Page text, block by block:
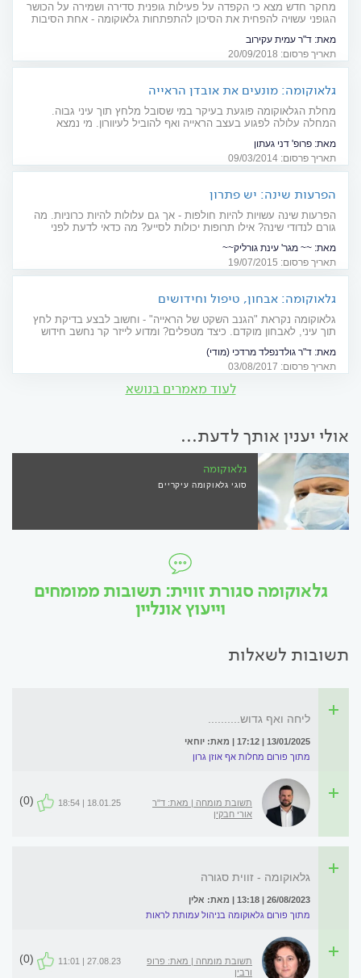
מחקר חדש מצא כי הקפדה על פעילות גופנית סדירה ושמירה על הכושר
הגופני עשויה להפחית את הסיכון להתפתחות גלאוקומה - אחת הסיבות
מאת: ד"ר עמית עקירוב
תאריך פרסום: 20/09/2018
גלאוקומה: מונעים את אובדן הראייה
מחלת הגלאוקומה פוגעת בעיקר במי שסובל מלחץ תוך עיני גבוה.
המחלה עלולה לפגוע בעצב הראייה ואף להוביל לעיוורון. מי נמצא
מאת: פרופ' דני געתון
תאריך פרסום: 09/03/2014
הפרעות שינה: יש פתרון
הפרעות שינה עשויות להיות חולפות - אך גם עלולות להיות כרוניות. מה
גורם לנדודי שינה? אילו תרופות יכולות לסייע? מה כדאי לדעת לפני
מאת: ~~ מגר' עינת גורליק~~
תאריך פרסום: 19/07/2015
גלאוקומה: אבחון, טיפול וחידושים
גלאוקומה נקראת "הגנב השקט של הראייה" - וחשוב לבצע בדיקת לחץ
תוך עיני, לאבחון מוקדם. כיצד מטפלים? ומדוע לייזר קר נחשב חידוש
מאת: ד"ר גולדנפלד מרדכי (מודי)
תאריך פרסום: 03/08/2017
לעוד מאמרים בנושא
אולי יענין אותך לדעת...
גלאוקומה
סוגי גלאוקומה עיקריים
גלאוקומה סגורת זווית: תשובות ממומחים
וייעוץ אונליין
תשובות לשאלות
ליחה ואף גדוש..........
13/01/2025 | 17:12 | מאת: יוחאי
מתוך פורום מחלות אף אוזן גרון
תשובת מומחה | מאת: ד"ר
אורי חבקין
18.01.25 | 18:54
(0)
גלאוקומה - זווית סגורה
26/08/2023 | 13:18 | מאת: אלין
מתוך פורום גלאוקומה בניהול עמותת לראות
תשובת מומחה | מאת: פרופ
ורבין
27.08.23 | 11:01
(0)